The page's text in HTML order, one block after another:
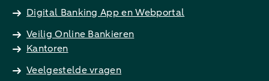
Digital Banking App en Webportal
Veilig Online Bankieren
Kantoren
Veelgestelde vragen